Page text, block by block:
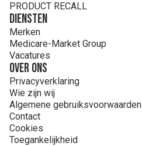
PRODUCT RECALL
Diensten
Merken
Medicare-Market Group
Vacatures
Over ons
Privacyverklaring
Wie zijn wij
Algemene gebruiksvoorwaarden
Contact
Cookies
Toegankelijkheid